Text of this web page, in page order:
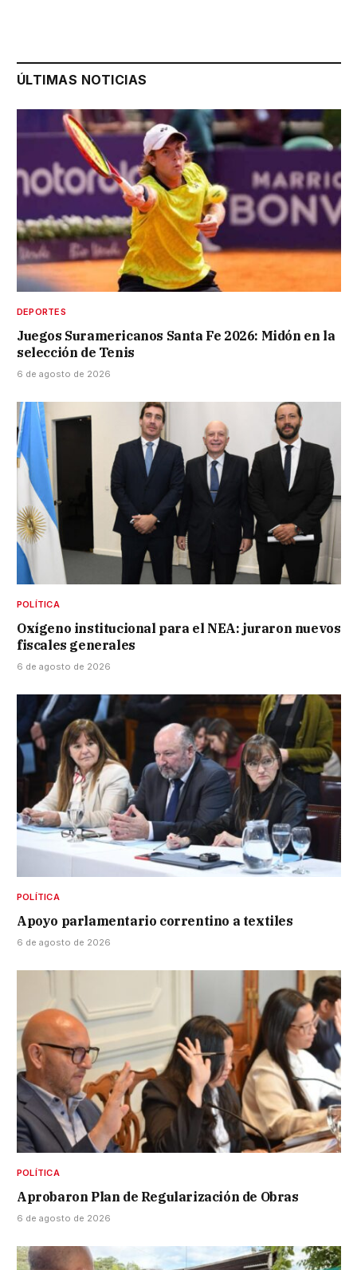
ÚLTIMAS NOTICIAS
DEPORTES
Juegos Suramericanos Santa Fe 2026: Midón en la
selección de Tenis
6 de agosto de 2026
POLÍTICA
Oxígeno institucional para el NEA: juraron nuevos
fiscales generales
6 de agosto de 2026
POLÍTICA
Apoyo parlamentario correntino a textiles
6 de agosto de 2026
POLÍTICA
Aprobaron Plan de Regularización de Obras
6 de agosto de 2026